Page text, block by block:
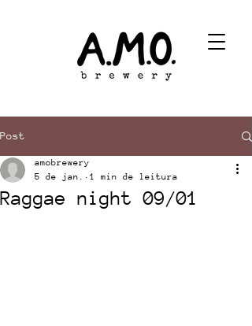
Post
Raggae night 09/01
amobrewery
5 de jan.
1 min de leitura